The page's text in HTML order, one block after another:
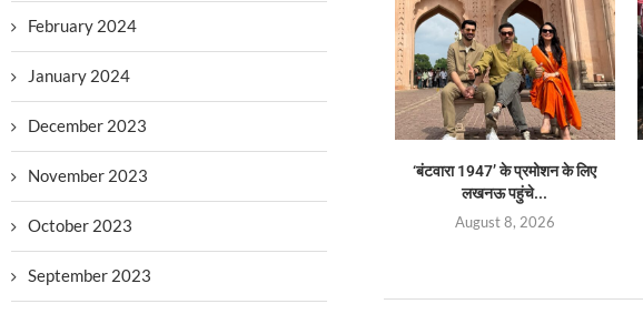
‘बंटवारा 1947’ के प्रमोशन के लिए
लखनऊ पहुंचे...
August 8, 2026
February 2024
January 2024
December 2023
November 2023
October 2023
September 2023